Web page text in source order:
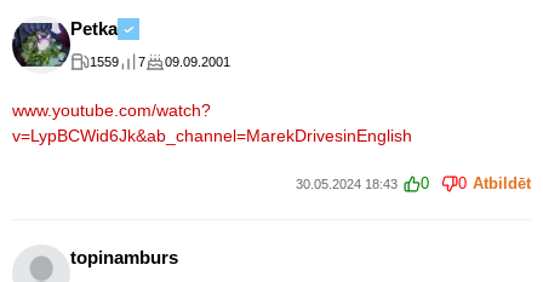
Petka
1559 7 09.09.2001
www.youtube.com/watch?
v=LypBCWid6Jk&ab_channel=MarekDrivesinEnglish
30.05.2024 18:43 0 0 Atbildēt
topinamburs